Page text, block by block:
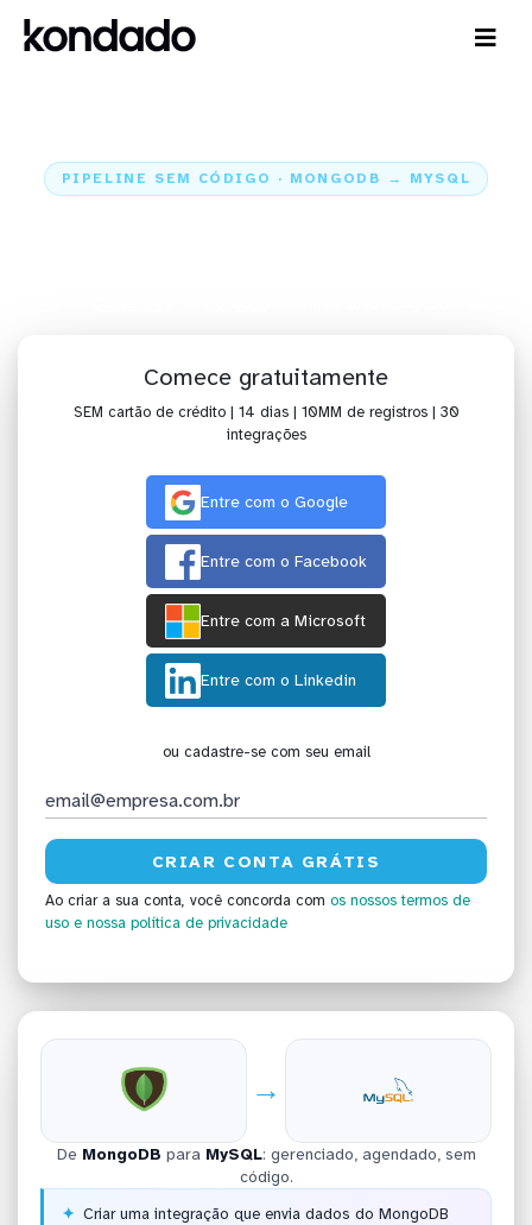
PIPELINE SEM CÓDIGO · MONGODB → MYSQL
Comece gratuitamente
SEM cartão de crédito | 14 dias | 10MM de registros | 30
integrações
Entre com o Google
Entre com o Facebook
Entre com a Microsoft
Entre com o Linkedin
ou cadastre-se com seu email
Ao criar a sua conta, você concorda com os nossos termos de
uso e nossa política de privacidade
→
De MongoDB para MySQL: gerenciado, agendado, sem
código.
Criar uma integração que envia dados do MongoDB